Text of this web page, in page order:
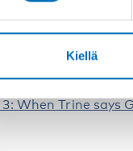
Kiellä
rest of
When Trine says